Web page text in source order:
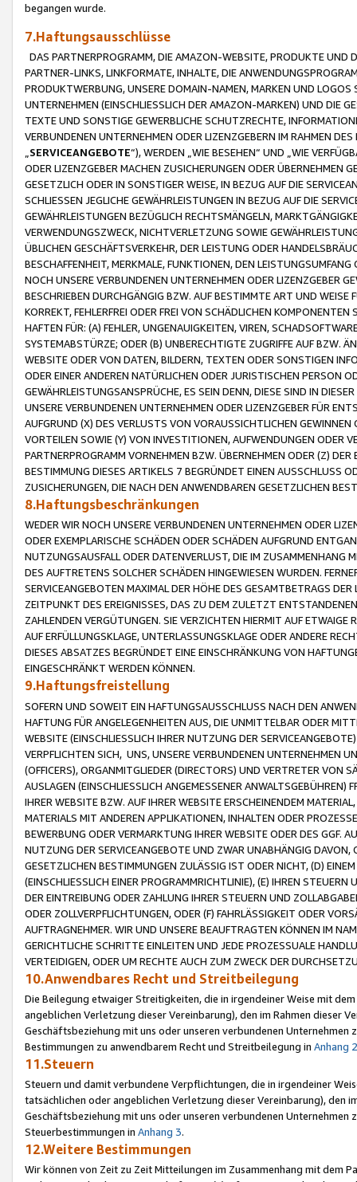
begangen wurde.
7.Haftungsausschlüsse
DAS PARTNERPROGRAMM, DIE AMAZON-WEBSITE, PRODUKTE UND
PARTNER-LINKS, LINKFORMATE, INHALTE, DIE
PRODUKTWERBUNG, UNSERE DOMAIN-NAMEN, MARKEN UND
UNTERNEHMEN (EINSCHLIESSLICH DER AMAZON-MARKEN) UND DIE
TEXTE UND SONSTIGE GEWERBLICHE SCHUTZRECHTE,
VERBUNDENEN UNTERNEHMEN ODER LIZENZGEBERN IM RAHMEN
SERVICEANGEBOTE“), WERDEN „WIE BESEHEN“ UND „WIE
ODER LIZENZGEBER MACHEN ZUSICHERUNGEN ODER ÜBERNEHMEN
GESETZLICH ODER IN SONSTIGER WEISE, IN BEZUG AUF DIE
SCHLIESSEN JEGLICHE GEWÄHRLEISTUNGEN IN BEZUG AUF DIE
GEWÄHRLEISTUNGEN BEZÜGLICH RECHTSMÄNGELN,
VERWENDUNGSZWECK, NICHTVERLETZUNG SOWIE
ÜBLICHEN GESCHÄFTSVERKEHR, DER LEISTUNG ODER
BESCHAFFENHEIT, MERKMALE, FUNKTIONEN, DEN
NOCH UNSERE VERBUNDENEN UNTERNEHMEN ODER LIZENZGEBER
BESCHRIEBEN DURCHGÄNGIG BZW. AUF BESTIMMTE ART UND
KORREKT, FEHLERFREI ODER FREI VON SCHÄDLICHEN
HAFTEN FÜR: (A) FEHLER, UNGENAUIGKEITEN, VIREN,
SYSTEMABSTÜRZE; ODER (B) UNBERECHTIGTE ZUGRIFFE AUF BZW.
WEBSITE ODER VON DATEN, BILDERN, TEXTEN ODER SONSTIGEN
ODER EINER ANDEREN NATÜRLICHEN ODER JURISTISCHEN PERSON
GEWÄHRLEISTUNGSANSPRÜCHE, ES SEIN DENN, DIESE SIND IN
UNSERE VERBUNDENEN UNTERNEHMEN ODER LIZENZGEBER FÜR
AUFGRUND (X) DES VERLUSTS VON VORAUSSICHTLICHEN
VORTEILEN SOWIE (Y) VON INVESTITIONEN, AUFWENDUNGEN ODER
PARTNERPROGRAMM VORNEHMEN BZW. ÜBERNEHMEN ODER (Z)
BESTIMMUNG DIESES ARTIKELS 7 BEGRÜNDET EINEN AUSSCHLUSS
ZUSICHERUNGEN, DIE NACH DEN ANWENDBAREN GESETZLICHEN
8.Haftungsbeschränkungen
WEDER WIR NOCH UNSERE VERBUNDENEN UNTERNEHMEN ODER
ODER EXEMPLARISCHE SCHÄDEN ODER SCHÄDEN AUFGRUND
NUTZUNGSAUSFALL ODER DATENVERLUST, DIE IM ZUSAMMENHANG
DES AUFTRETENS SOLCHER SCHÄDEN HINGEWIESEN WURDEN.
SERVICEANGEBOTEN MAXIMAL DER HÖHE DES GESAMTBETRAGS
ZEITPUNKT DES EREIGNISSES, DAS ZU DEM ZULETZT
ZAHLENDEN VERGÜTUNGEN. SIE VERZICHTEN HIERMIT AUF
AUF ERFÜLLUNGSKLAGE, UNTERLASSUNGSKLAGE ODER ANDERE
DIESES ABSATZES BEGRÜNDET EINE EINSCHRÄNKUNG VON
EINGESCHRÄNKT WERDEN KÖNNEN.
9.Haftungsfreistellung
SOFERN UND SOWEIT EIN HAFTUNGSAUSSCHLUSS NACH DEN
HAFTUNG FÜR ANGELEGENHEITEN AUS, DIE UNMITTELBAR ODER
WEBSITE (EINSCHLIESSLICH IHRER NUTZUNG DER
VERPFLICHTEN SICH, UNS, UNSERE VERBUNDENEN UNTERNEHMEN
(OFFICERS), ORGANMITGLIEDER (DIRECTORS) UND VERTRETER VON
AUSLAGEN (EINSCHLIESSLICH ANGEMESSENER
IHRER WEBSITE BZW. AUF IHRER WEBSITE ERSCHEINENDEM
MATERIALS MIT ANDEREN APPLIKATIONEN, INHALTEN ODER
BEWERBUNG ODER VERMARKTUNG IHRER WEBSITE ODER DES GGF.
NUTZUNG DER SERVICEANGEBOTE UND ZWAR UNABHÄNGIG
GESETZLICHEN BESTIMMUNGEN ZULÄSSIG IST ODER NICHT, (D)
(EINSCHLIESSLICH EINER PROGRAMMRICHTLINIE), (E) IHREN
DER EINTREIBUNG ODER ZAHLUNG IHRER STEUERN UND
ODER ZOLLVERPFLICHTUNGEN, ODER (F) FAHRLÄSSIGKEIT ODER
AUFTRAGNEHMER. WIR UND UNSERE BEAUFTRAGTEN KÖNNEN IM
GERICHTLICHE SCHRITTE EINLEITEN UND JEDE PROZESSUALE
VERTEIDIGEN, ODER UM RECHTE AUCH ZUM ZWECK DER
10.Anwendbares Recht und Streitbeilegung
Die Beilegung etwaiger Streitigkeiten, die in irgendeiner Weise mit
angeblichen Verletzung dieser Vereinbarung), den im Rahmen dieser
Geschäftsbeziehung mit uns oder unseren verbundenen
Bestimmungen zu anwendbarem Recht und Streitbeilegung in Anhang 2
11.Steuern
Steuern und damit verbundene Verpflichtungen, die in irgendeiner
tatsächlichen oder angeblichen Verletzung dieser Vereinbarung), den
Geschäftsbeziehung mit uns oder unseren verbundenen
Steuerbestimmungen in Anhang 3.
12.Weitere Bestimmungen
Wir können von Zeit zu Zeit Mitteilungen im Zusammenhang mit dem